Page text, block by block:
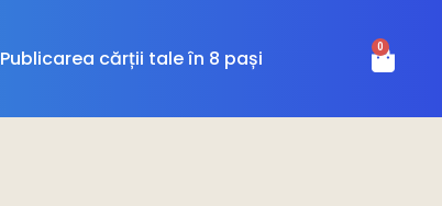
Publicarea cărții tale în 8 pași 0